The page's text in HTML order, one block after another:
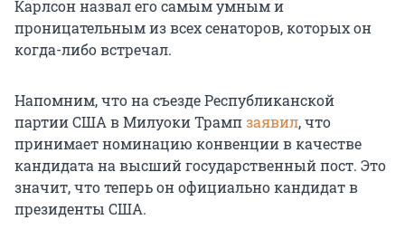
Карлсон назвал его самым умным и
проницательным из всех сенаторов, которых он
когда-либо встречал.
Напомним, что на съезде Республиканской
партии США в Милуоки Трампзаявил, что
принимает номинацию конвенции в качестве
кандидата на высший государственный пост. Это
значит, что теперь он официально кандидат в
президенты США.